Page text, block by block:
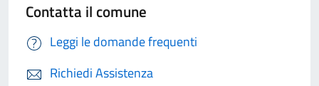
Contatta il comune
Leggi le domande frequenti
Richiedi Assistenza